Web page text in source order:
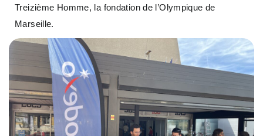
Treizième Homme, la fondation de l’Olympique de
Marseille.